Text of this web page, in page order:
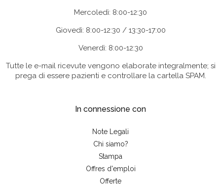
Mercoledì: 8:00-12:30
Giovedì: 8:00-12:30 / 13:30-17:00
Venerdì: 8:00-12:30
Tutte le e-mail ricevute vengono elaborate integralmente; si
prega di essere pazienti e controllare la cartella SPAM.
In connessione con
Note Legali
Chi siamo?
Stampa
Offres d'emploi
Offerte